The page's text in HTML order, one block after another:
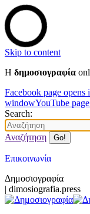
Skip to content
Η δημοσιογραφία
Facebook page
windowYouTube
Search:
Αναζήτηση
Επικοινωνία
Δημοσιογραφία
| dimosiografia.press